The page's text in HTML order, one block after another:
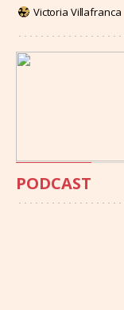
Victoria Villafranca
PODCAST